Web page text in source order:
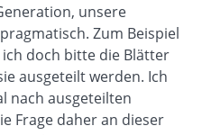
unsere
Zum Beispiel
doch bitte die Blätter
ausgeteilt werden. Ich
nach ausgeteilten
Frage daher an dieser